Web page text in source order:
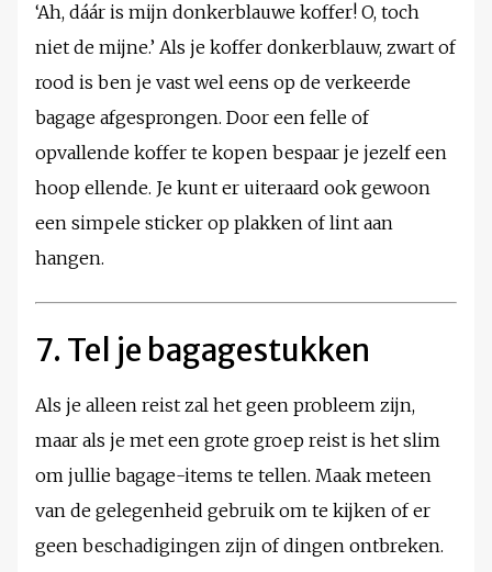
‘Ah, dáár is mijn donkerblauwe koffer! O, toch
niet de mijne.’ Als je koffer donkerblauw, zwart of
rood is ben je vast wel eens op de verkeerde
bagage afgesprongen. Door een felle of
opvallende koffer te kopen bespaar je jezelf een
hoop ellende. Je kunt er uiteraard ook gewoon
een simpele sticker op plakken of lint aan
hangen.
7. Tel je bagagestukken
Als je alleen reist zal het geen probleem zijn,
maar als je met een grote groep reist is het slim
om jullie bagage-items te tellen. Maak meteen
van de gelegenheid gebruik om te kijken of er
geen beschadigingen zijn of dingen ontbreken.